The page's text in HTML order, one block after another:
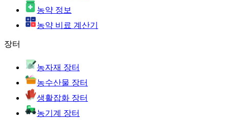
농약 정보
농약 비료 계산기
장터
농자재 장터
농수산물 장터
생활잡화 장터
농기계 장터